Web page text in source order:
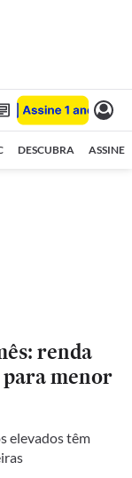
DESCUBRA ASSINE
renda
menor
elevados têm